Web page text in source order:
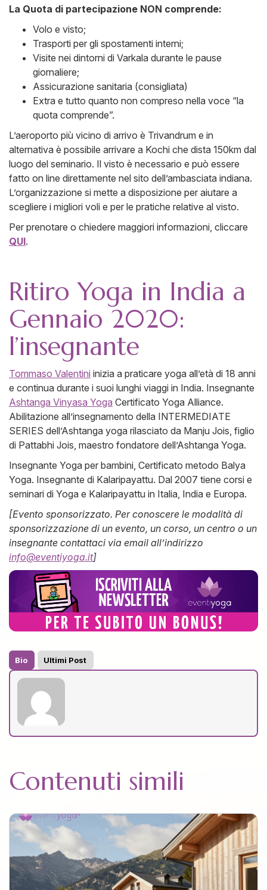
La Quota di partecipazione NON comprende:
Volo e visto;
Trasporti per gli spostamenti interni;
Visite nei dintorni di Varkala durante le pause
giornaliere;
Assicurazione sanitaria (consigliata)
Extra e tutto quanto non compreso nella voce “la
quota comprende”.
L’aeroporto più vicino di arrivo è Trivandrum e in
alternativa è possibile arrivare a Kochi che dista 150km dal
luogo del seminario. Il visto è necessario e può essere
fatto on line direttamente nel sito dell’ambasciata indiana.
L’organizzazione si mette a disposizione per aiutare a
scegliere i migliori voli e per le pratiche relative al visto.
Per prenotare o chiedere maggiori informazioni, cliccare
QUI.
Ritiro Yoga in India a
Gennaio 2020:
l’insegnante
Tommaso Valentini inizia a praticare yoga all’età di 18 anni
e continua durante i suoi lunghi viaggi in India. Insegnante
Ashtanga Vinyasa Yoga Certificato Yoga Alliance.
Abilitazione all’insegnamento della INTERMEDIATE
SERIES dell’Ashtanga yoga rilasciato da Manju Jois, figlio
di Pattabhi Jois, maestro fondatore dell’Ashtanga Yoga.
Insegnante Yoga per bambini, Certificato metodo Balya
Yoga. Insegnante di Kalaripayattu. Dal 2007 tiene corsi e
seminari di Yoga e Kalaripayattu in Italia, India e Europa.
[Evento sponsorizzato. Per conoscere le modalità di
sponsorizzazione di un evento, un corso, un centro o un
insegnante contattaci via email all’indirizzo
info@eventiyoga.it]
Bio Ultimi Post
Contenuti simili